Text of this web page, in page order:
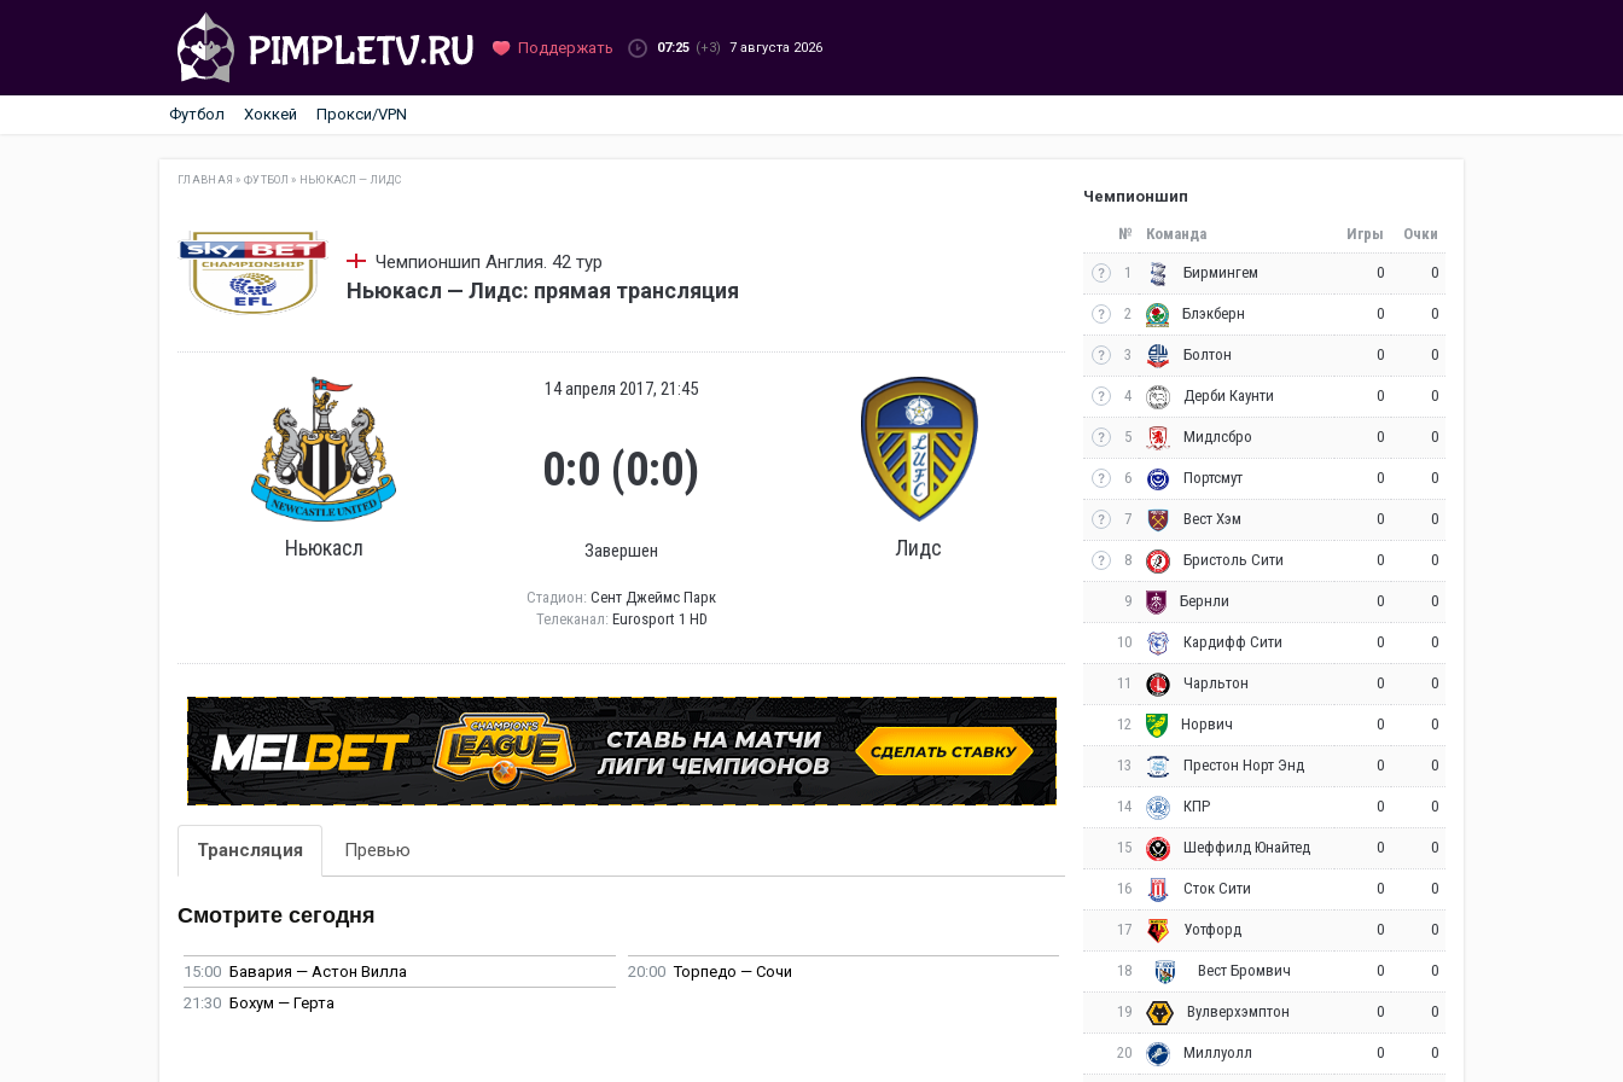
Поддержать 07:25 (+3) 7 августа 2026
Футбол Хоккей Прокси/VPN
ГЛАВНАЯ »ФУТБОЛ » НЬЮКАСЛ — ЛИДС
Чемпионшип Англия. 42 тур
Ньюкасл — Лидс: прямая трансляция
Ньюкасл
14 апреля 2017, 21:45
0:0 (0:0)
Завершен Лидс
Стадион: Сент Джеймс Парк
Телеканал: Eurosport 1 HD
Трансляция Превью
Смотрите сегодня
15:00 Бавария — Астон Вилла 20:00 Торпедо — Сочи
21:30 Бохум — Герта
Чемпионшип
№ Команда Игры Очки
1 Бирмингем 0 0
2 Блэкберн 0 0
3 Болтон 0 0
4 Дерби Каунти 0 0
5 Мидлсбро 0 0
6 Портсмут 0 0
7 Вест Хэм 0 0
8 Бристоль Сити 0 0
9 Бернли 0 0
10 Кардифф Сити 0 0
11 Чарльтон 0 0
12 Норвич 0 0
13 Престон Норт Энд 0 0
14 КПР 0 0
15 Шеффилд Юнайтед 0 0
16 Сток Сити 0 0
17 Уотфорд 0 0
18 Вест Бромвич 0 0
19 Вулверхэмптон 0 0
20 Миллуолл 0 0